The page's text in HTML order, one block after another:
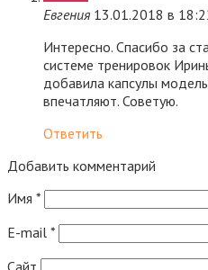
Евгения 13.01.2018 в
Интересно. Спасибо за
системе тренировок
добавила капсулы
впечатляют. Советую.
Ответить
Добавить комментарий
Имя *
E-mail *